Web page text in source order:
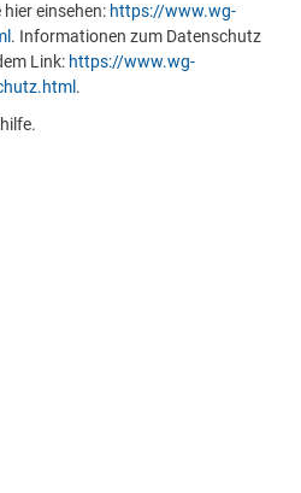
hier einsehen: https://www.wg-
. Informationen zum Datenschutz
Link: https://www.wg-
.